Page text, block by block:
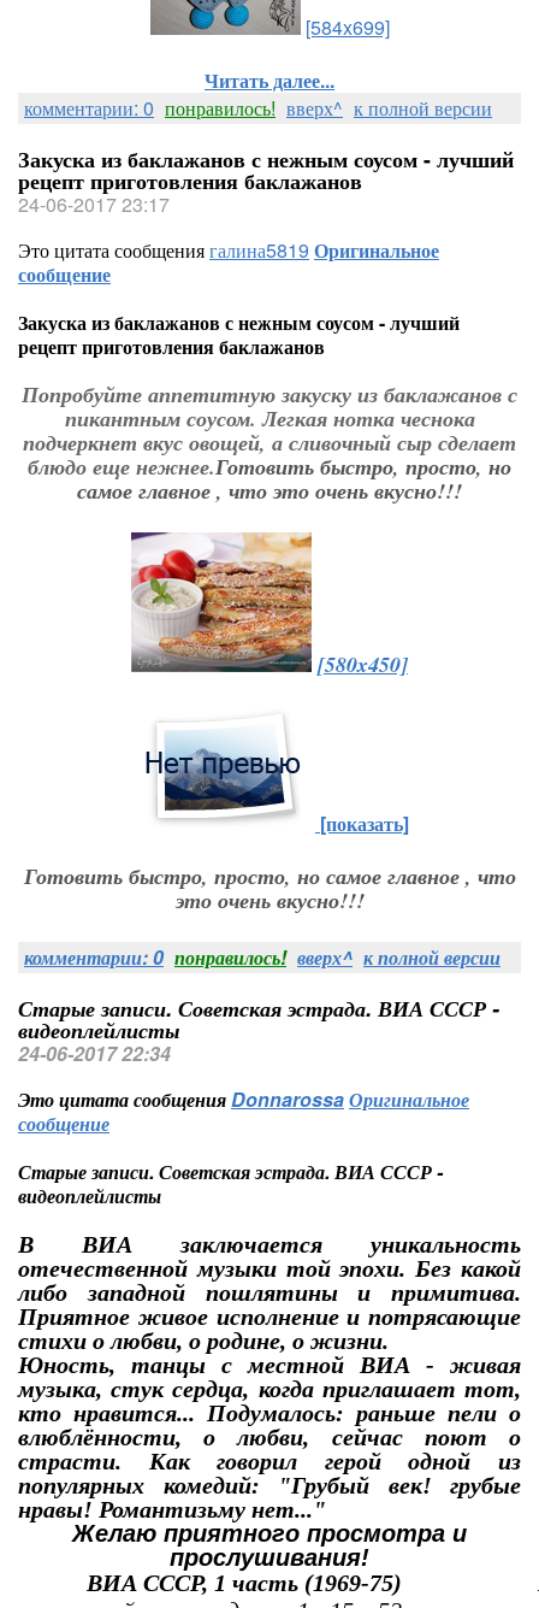
[584x699]
Читать далее...
комментарии: 0 понравилось! вверх^ к полной версии
Закуска из баклажанов с нежным соусом - лучший
рецепт приготовления баклажанов
24-06-2017 23:17
Это цитата сообщениягалина5819 Оригинальное
сообщение
Закуска из баклажанов с нежным соусом - лучший
рецепт приготовления баклажанов
Попробуйте аппетитную закуску из баклажанов с
пикантным соусом. Легкая нотка чеснока
подчеркнет вкус овощей, а сливочный сыр сделает
блюдо еще нежнее.Готовить быстро, просто, но
самое главное , что это очень вкусно!!!
[580x450]
[показать]
Готовить быстро, просто, но самое главное , что
это очень вкусно!!!
комментарии: 0 понравилось! вверх^ к полной версии
Старые записи. Советская эстрада. ВИА СССР -
видеоплейлисты
24-06-2017 22:34
Это цитата сообщения DonnarossaОригинальное
сообщение
Старые записи. Советская эстрада. ВИА СССР -
видеоплейлисты
В ВИА заключается уникальность
отечественной музыки той эпохи. Без какой
либо западной пошлятины и примитива.
Приятное живое исполнение и потрясающие
стихи о любви, о родине, о жизни.
Юность, танцы с местной ВИА - живая
музыка, стук сердца, когда приглашает тот,
кто нравится... Подумалось: раньше пели о
влюблённости, о любви, сейчас поют о
страсти. Как говорил герой одной из
популярных комедий: "Грубый век! грубые
нравы! Романтизьму нет..."
Желаю приятного просмотра и
прослушивания!
ВИА СССР, 1 часть (1969-75)